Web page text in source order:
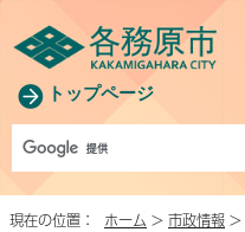
トップページ
現在の位置： ホーム > 市政情報 >